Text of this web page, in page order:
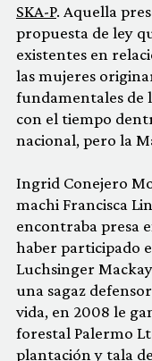
SKA-P. Aquella
propuesta de ley
existentes en
las mujeres
fundamentales de
con el tiempo
nacional, pero la
Ingrid Conejero
machi Francisca
encontraba presa
haber participado
Luchsinger
una sagaz
vida, en 2008 le
forestal Palermo
plantación y tala